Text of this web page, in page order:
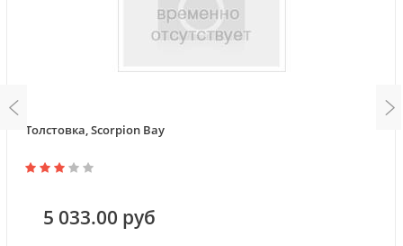
Толстовка, Scorpion Bay
5 033.00 руб